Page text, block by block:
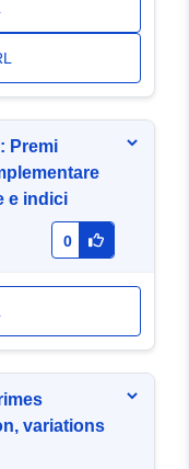
Premi
e indici
0
variations